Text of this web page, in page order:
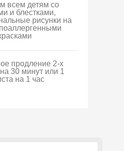
всем детям со
и блестками,
рисунки на
продление 2-х
30 минут или 1
на 1 час